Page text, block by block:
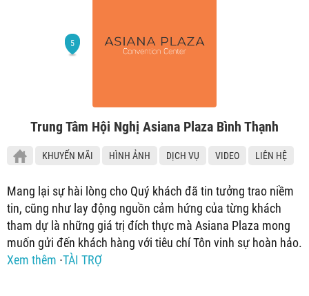
Trung Tâm Hội Nghị Asiana Plaza Bình Thạnh
KHUYẾN MÃI HÌNH ẢNH DỊCH VỤ VIDEO LIÊN HỆ
Mang lại sự hài lòng cho Quý khách đã tin tưởng trao niềm
tin, cũng như lay động nguồn cảm hứng của từng khách
tham dự là những giá trị đích thực mà Asiana Plaza mong
muốn gửi đến khách hàng với tiêu chí Tôn vinh sự hoàn hảo.
Xem thêm ∙TÀI TRỢ